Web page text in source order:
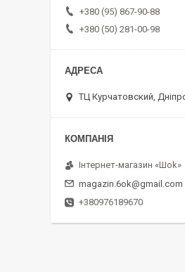
+380 (95) 867-90-88
+380 (50) 281-00-98
ТЦ Курчатовский,
Інтернет-магазин «Шоk»
magazin.6ok@gmail.com
+380976189670